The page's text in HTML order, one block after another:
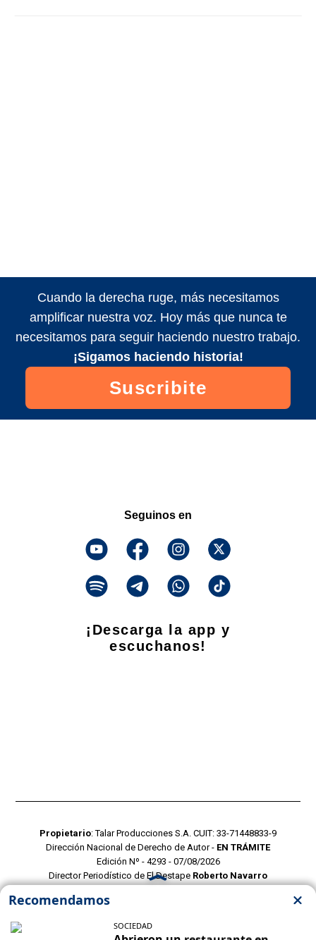
Cuando la derecha ruge, más necesitamos
amplificar nuestra voz. Hoy más que nunca te
necesitamos para seguir haciendo nuestro trabajo.
¡Sigamos haciendo historia!
Suscribite
Seguinos en
¡Descarga la app y
escuchanos!
Propietario: Talar Producciones S.A. CUIT: 33-71448833-9
Dirección Nacional de Derecho de Autor - EN TRÁMITE
Edición Nº - 4293 - 07/08/2026
Director Periodístico de El Destape Roberto Navarro
POLITICAS DE PRIVACIDAD